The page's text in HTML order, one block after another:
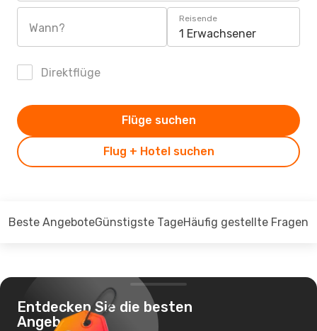
Wann?
Reisende
1 Erwachsener
Direktflüge
Flug + Hotel suchen
Flüge suchen
Beste AngeboteGünstigste TageHäufig gestellte Fragen
Entdecken Sie die besten
Angebote